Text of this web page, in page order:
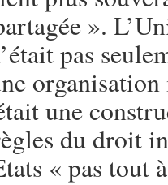
».
pas
une
du droit
« pas tout